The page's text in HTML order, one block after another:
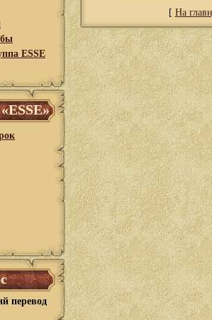
ESSE
перевод
[ На